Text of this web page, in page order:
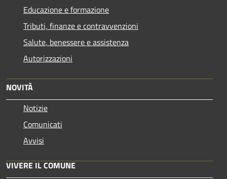
Educazione e formazione
Tributi, finanze e contravvenzioni
Salute, benessere e assistenza
Autorizzazioni
NOVITÀ
Notizie
Comunicati
Avvisi
VIVERE IL COMUNE